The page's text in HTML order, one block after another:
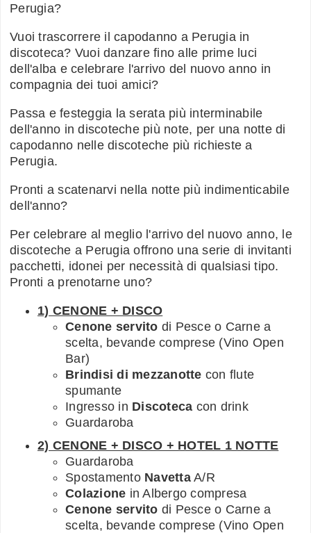
Perugia?
Vuoi trascorrere il capodanno a Perugia in
discoteca? Vuoi danzare fino alle prime luci
dell'alba e celebrare l'arrivo del nuovo anno in
compagnia dei tuoi amici?
Passa e festeggia la serata più interminabile
dell'anno in discoteche più note, per una notte di
capodanno nelle discoteche più richieste a
Perugia.
Pronti a scatenarvi nella notte più indimenticabile
dell'anno?
Per celebrare al meglio l'arrivo del nuovo anno, le
discoteche a Perugia offrono una serie di invitanti
pacchetti, idonei per necessità di qualsiasi tipo.
Pronti a prenotarne uno?
1) CENONE + DISCO
Cenone servito di Pesce o Carne a
scelta, bevande comprese (Vino Open
Bar)
Brindisi di mezzanotte con flute
spumante
Ingresso in Discoteca con drink
Guardaroba
2) CENONE + DISCO + HOTEL 1 NOTTE
Guardaroba
Spostamento NavettaA/R
Colazione in Albergo compresa
Cenone servito di Pesce o Carne a
scelta, bevande comprese (Vino Open